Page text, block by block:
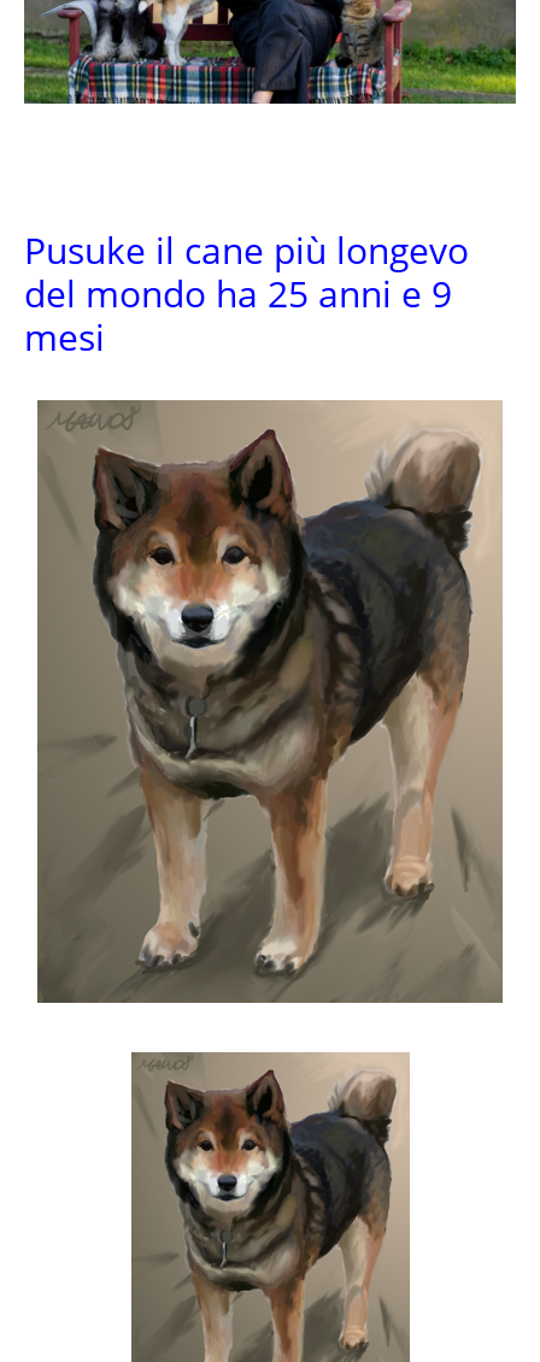
Pusuke il cane più longevo
del mondo ha 25 anni e 9
mesi